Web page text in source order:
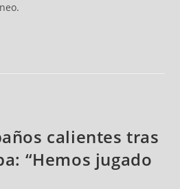
calientes tras
“Hemos jugado